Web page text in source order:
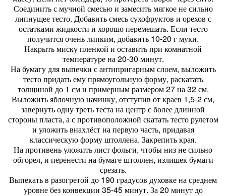
Соединить с мучной смесью и замесить мягкое не сильно
липнущее тесто. Добавить смесь сухофруктов и орехов с
остатками жидкости и хорошо перемешать. Если тесто
получится очень липким, добавить 10-20 г муки.
Накрыть миску пленкой и оставить при комнатной
температуре на 20-30 минут.
На бумагу для выпечки с антипригарным слоем, выложить
тесто придать ему прямоугольную форму, раскатать
толщиной до 1 см и примерным размером 27 на 32 см.
Выложить яблочную начинку, отступив от краев 1,5-2 см,
завернуть одну треть теста на центр с более длинной
стороны пласта, а с противоположной скатать тесто рулетом
и уложить внахлёст на первую часть, придавая
классическую форму штоллена. Закрепить края.
На противень уложить лист фольги, чтобы низ не сильно
обгорел, и перенести на бумаге штоллен, излишек бумаги
срезать.
Выпекать в разогретой до 190 градусов духовке на среднем
уровне без конвекции 35-45 минут. За 20 минут до